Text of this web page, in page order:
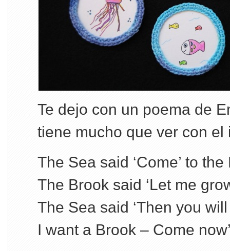
Te dejo con un poema de
tiene mucho que ver con el
The Sea said ‘Come’ to
The Brook said ‘Let me
The Sea said ‘Then you will
I want a Brook – Come